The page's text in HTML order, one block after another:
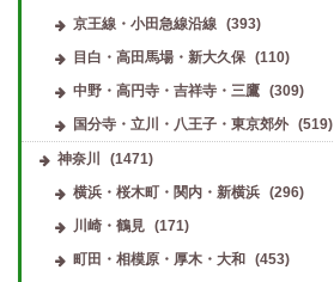
京王線・小田急線沿線
(393)
目白・高田馬場・新大久保
(110)
中野・高円寺・吉祥寺・三鷹
(309)
国分寺・立川・八王子・東京郊外
(519)
神奈川
(1471)
横浜・桜木町・関内・新横浜
(296)
川崎・鶴見
(171)
町田・相模原・厚木・大和
(453)